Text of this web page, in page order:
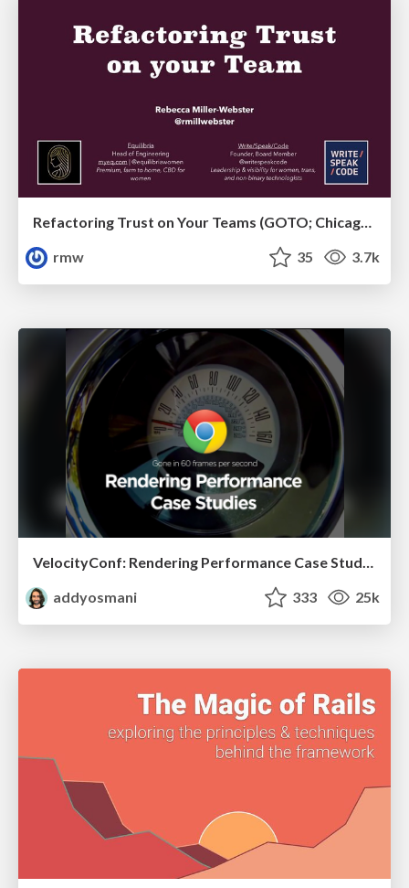
Refactoring Trust on Your Teams (GOTO; Chicago 2020)
rmw
35 3.7k
VelocityConf: Rendering Performance Case Studies
addyosmani
333 25k